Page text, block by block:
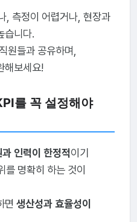
, 측정이 어렵거나, 현장과
습니다.
원들과 공유하며,
해보세요!
를 꼭 설정해야
인력이 한정적이기
명확히 하는 것이
면 생산성과 효율성이